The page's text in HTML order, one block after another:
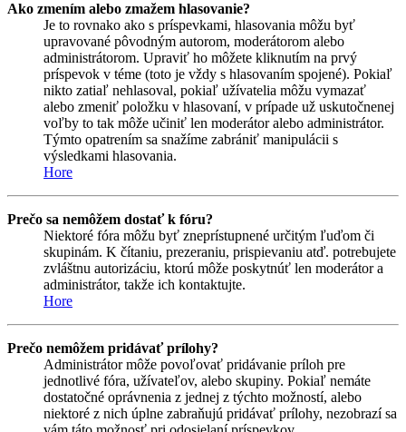
Ako zmením alebo zmažem hlasovanie?
Je to rovnako ako s príspevkami, hlasovania môžu byť
upravované pôvodným autorom, moderátorom alebo
administrátorom. Upraviť ho môžete kliknutím na prvý
príspevok v téme (toto je vždy s hlasovaním spojené). Pokiaľ
nikto zatiaľ nehlasoval, pokiaľ užívatelia môžu vymazať
alebo zmeniť položku v hlasovaní, v prípade už uskutočnenej
voľby to tak môže učiniť len moderátor alebo administrátor.
Týmto opatrením sa snažíme zabrániť manipulácii s
výsledkami hlasovania.
Hore
Prečo sa nemôžem dostať k fóru?
Niektoré fóra môžu byť zneprístupnené určitým ľuďom či
skupinám. K čítaniu, prezeraniu, prispievaniu atď. potrebujete
zvláštnu autorizáciu, ktorú môže poskytnúť len moderátor a
administrátor, takže ich kontaktujte.
Hore
Prečo nemôžem pridávať prílohy?
Administrátor môže povoľovať pridávanie príloh pre
jednotlivé fóra, užívateľov, alebo skupiny. Pokiaľ nemáte
dostatočné oprávnenia z jednej z týchto možností, alebo
niektoré z nich úplne zabraňujú pridávať prílohy, nezobrazí sa